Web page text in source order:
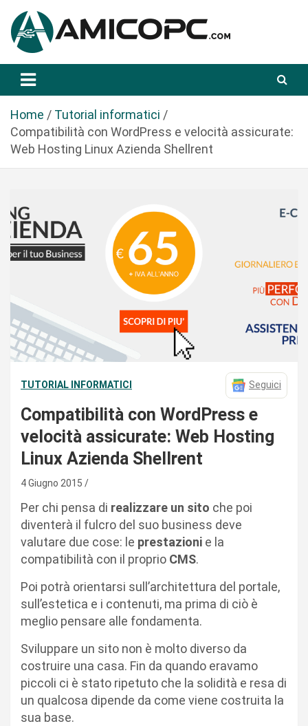
a
Amicopc.com
Home
Tutorial informatici
Compatibilità con WordPress e velocità assicurate:
Web Hosting Linux Azienda Shellrent
TUTORIAL INFORMATICI Seguici
Compatibilità con WordPress e
velocità assicurate: Web Hosting
Linux Azienda Shellrent
4 Giugno 2015
Per chi pensa di realizzare un sito che poi
diventerà il fulcro del suo business deve
valutare due cose: le prestazioni e la
compatibilità con il proprio CMS.
Poi potrà orientarsi sull’architettura del portale,
sull’estetica e i contenuti, ma prima di ciò è
meglio pensare alle fondamenta.
Sviluppare un sito non è molto diverso da
costruire una casa. Fin da quando eravamo
piccoli ci è stato ripetuto che la solidità e resa di
un qualcosa dipende da come viene costruita la
sua base.